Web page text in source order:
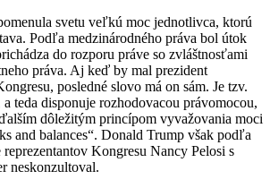
svetu veľkú moc jednotlivca, ktorú
Podľa medzinárodného práva bol útok
do rozporu práve so zvláštnosťami
práva. Aj keď by mal prezident
posledné slovo má on sám. Je tzv.
teda disponuje rozhodovacou právomocou,
dôležitým princípom vyvažovania moci
and balances“. Donald Trump však podľa
Kongresu Nancy Pelosi s
neskonzultoval.